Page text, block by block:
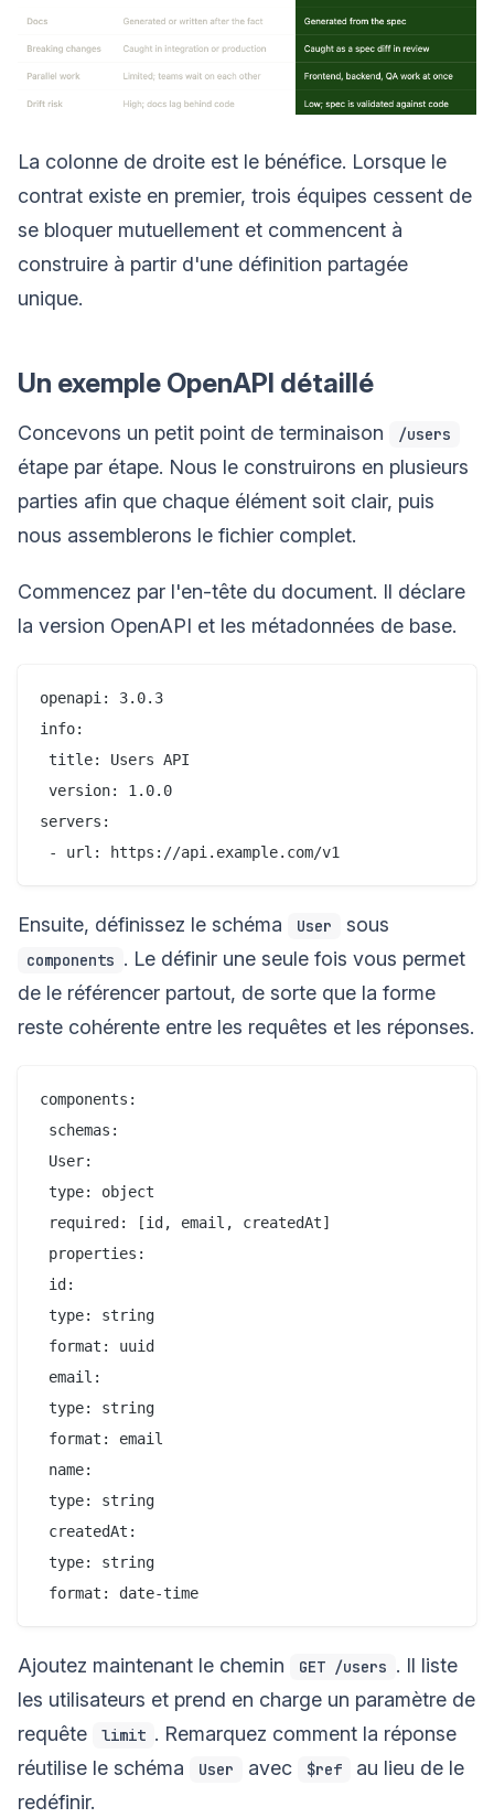
La colonne de droite est le bénéfice. Lorsque le
contrat existe en premier, trois équipes cessent de
se bloquer mutuellement et commencent à
construire à partir d'une définition partagée
unique.
Un exemple OpenAPI détaillé
Concevons un petit point de terminaison /users
étape par étape. Nous le construirons en plusieurs
parties afin que chaque élément soit clair, puis
nous assemblerons le fichier complet.
Commencez par l'en-tête du document. Il déclare
la version OpenAPI et les métadonnées de base.
openapi: 3.0.3
info:
title: Users API
version: 1.0.0
servers:
Ensuite, définissez le schéma User sous
components . Le définir une seule fois vous permet
de le référencer partout, de sorte que la forme
reste cohérente entre les requêtes et les réponses.
components:
schemas:
User:
type: object
required: [id, email, createdAt]
properties:
id:
type: string
format: uuid
email:
type: string
format: email
name:
type: string
createdAt:
type: string
Ajoutez maintenant le chemin GET /users . Il liste
les utilisateurs et prend en charge un paramètre de
requête
limit . Remarquez comment la réponse
réutilise le schéma
User avec $ref
au lieu de le
redéfinir.